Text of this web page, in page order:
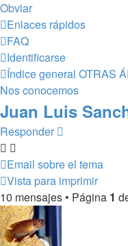
Obviar
Enlaces rápidos
FAQ
Identificarse
Índice general OTRAS
Nos conocemos
Juan Luis
Responder
Email sobre el tema
Vista para imprimir
10 mensajes • Página 1